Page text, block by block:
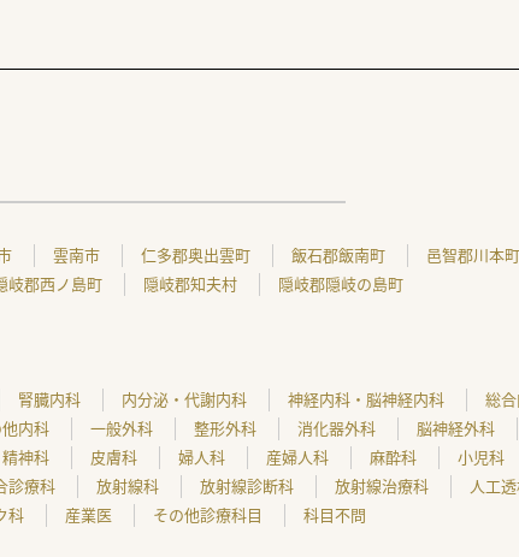
雲南市 仁多郡奥出雲町 飯石郡飯南町 邑智郡川本町
岐郡西ノ島町 隠岐郡知夫村
隠岐郡隠岐の島町
腎臓内科 内分泌・代謝内科 神経内科・脳神経内科 総
内科 一般外科 整形外科 消化器外科 脳神経外科
精神科 皮膚科 婦人科 産婦人科 麻酔科 小児科
診療科 放射線科 放射線診断科 放射線治療科 人工
科 産業医 その他診療科目
科目不問